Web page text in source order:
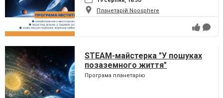
Планетарій Noosphere
STEAM-майстерка "У пошуках
позаземного життя"
Програма планетарію